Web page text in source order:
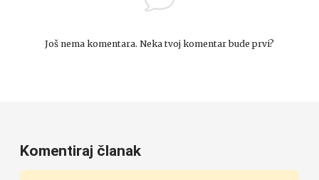
Još nema komentara. Neka tvoj komentar bude prvi?
Komentiraj članak